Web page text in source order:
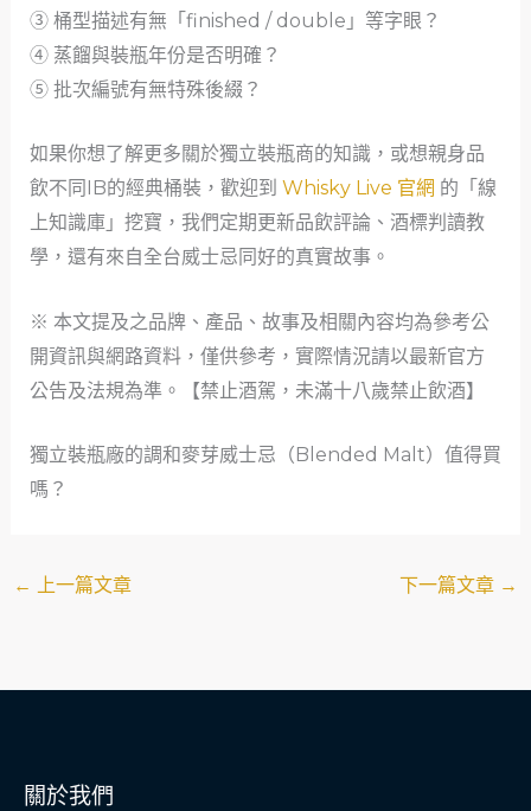
③ 桶型描述有無「finished / double」等字眼？
④ 蒸餾與裝瓶年份是否明確？
⑤ 批次編號有無特殊後綴？
如果你想了解更多關於獨立裝瓶商的知識，或想親身品
飲不同IB的經典桶裝，歡迎到 Whisky Live 官網 的「線
上知識庫」挖寶，我們定期更新品飲評論、酒標判讀教
學，還有來自全台威士忌同好的真實故事。
※ 本文提及之品牌、產品、故事及相關內容均為參考公
開資訊與網路資料，僅供參考，實際情況請以最新官方
公告及法規為準。【禁止酒駕，未滿十八歲禁止飲酒】
獨立裝瓶廠的調和麥芽威士忌（Blended Malt）值得買
嗎？
← 上一篇文章 下一篇文章 →
關於我們